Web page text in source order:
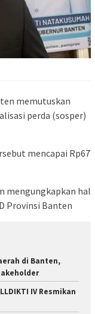
memutuskan
perda (sosper)
mencapai Rp67
mengungkapkan hal
Provinsi Banten
di Banten,
IV Resmikan